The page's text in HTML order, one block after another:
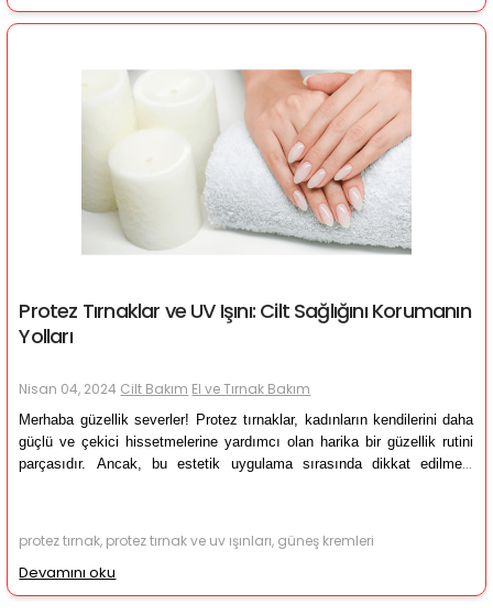
Protez Tırnaklar ve UV Işını: Cilt Sağlığını Korumanın
Yolları
Nisan 04, 2024 Cilt Bakım El ve Tırnak Bakım
Merhaba güzellik severler! Protez tırnaklar, kadınların kendilerini daha
güçlü ve çekici hissetmelerine yardımcı olan harika bir güzellik rutini
parçasıdır. Ancak, bu estetik uygulama sırasında dikkat edilmesi
protez tırnak, protez tırnak ve uv ışınları, güneş kremleri
Devamını oku